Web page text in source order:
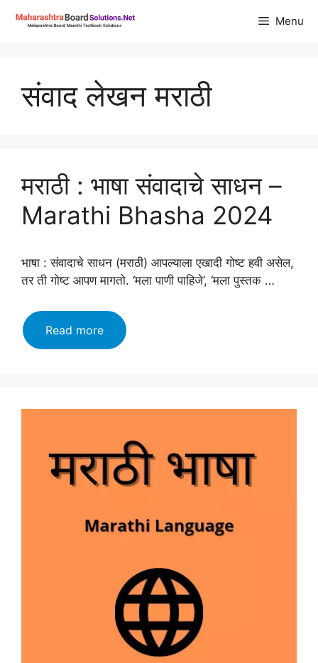
Menu
संवाद लेखन मराठी
मराठी : भाषा संवादाचे साधन –
Marathi Bhasha 2024
भाषा : संवादाचे साधन (मराठी) आपल्याला एखादी गोष्ट हवी असेल,
तर ती गोष्ट आपण मागतो. ‘मला पाणी पाहिजे’, ‘मला पुस्तक …
Read moreमराठी
:
Bhasha
2024